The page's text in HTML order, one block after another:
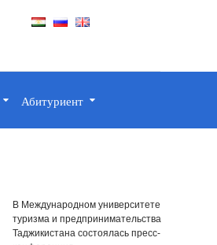
Абитуриент
В Международном университете
туризма и предпринимательства
Таджикистана состоялась пресс-